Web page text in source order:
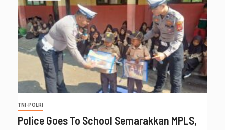
TNI-POLRI
Police Goes To School Semarakkan MPLS,